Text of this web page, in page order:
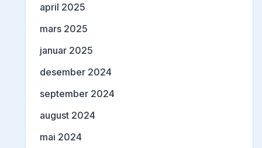
april 2025
mars 2025
januar 2025
desember 2024
september 2024
august 2024
mai 2024